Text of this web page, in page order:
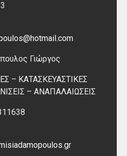
Γιώργος
– ΚΑΤΑΣΚΕΥΑΣΤΙΚΕΣ
– ΑΝΑΠΑΛΑΙΩΣΕΙΣ